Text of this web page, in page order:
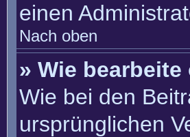
einen
Nach oben
» Wie
Wie bei den
ursprünglichen